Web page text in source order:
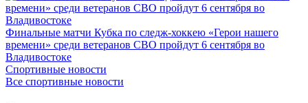
Финальные матчи Кубка по следж-хоккею «Герои нашего
времени» среди ветеранов СВО пройдут 6 сентября во
Владивостоке
Спортивные новости
Все спортивные новости